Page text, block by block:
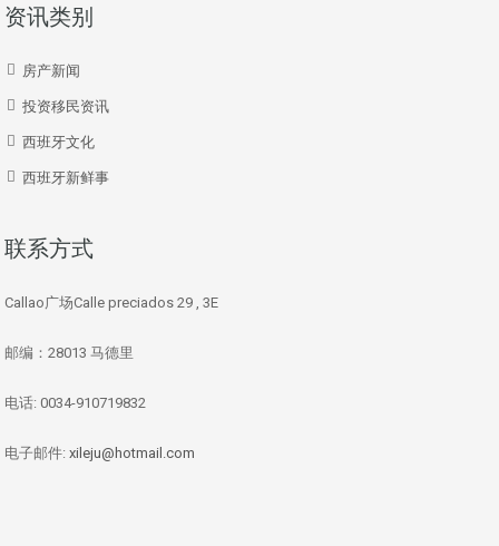
资讯类别
房产新闻
投资移民资讯
西班牙文化
西班牙新鲜事
联系方式
Callao广场Calle preciados 29 , 3E
邮编：28013 马德里
电话: 0034-910719832
电子邮件: xileju@hotmail.com